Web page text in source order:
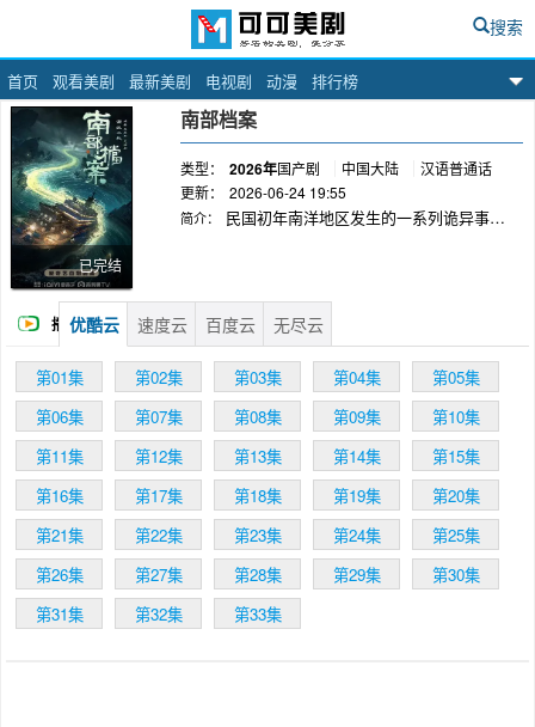
可可美剧网
首页 观看美剧 最新美剧 电视剧 动漫 排行榜
搜索
已完结
南部档案
类型： 2026年国产剧 中国大陆
汉语普通话
更新：
2026-06-24 19:55
简介：
民国初年南洋地区发生的一系列诡异事
阴谋。在调查过程中，张海盐和张海虾经历了生
死考验，张海虾甚至因此瘫痪。随着线索逐渐清
晰，张海盐发现所有的线索都指向一艘大船——
南安号…… 该剧改编自南派三叔同名小说。
播 优酷云 速度云 百度云 无尽云
第01集 第02集 第03集 第04集
第05集
第06集
第07集 第08集 第09集
第10集
第11集
第12集 第13集 第14集
第15集
第16集
第17集 第18集 第19集
第20集
第21集
第22集 第23集 第24集
第25集
第26集
第27集 第28集 第29集
第30集
第31集
第32集 第33集